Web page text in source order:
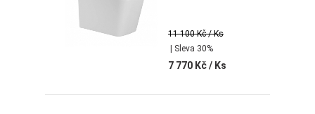
11 100 Kč/ Ks
| Sleva 30%
7 770 Kč/ Ks